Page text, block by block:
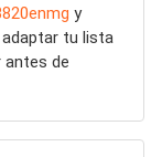
y
tu lista
antes de